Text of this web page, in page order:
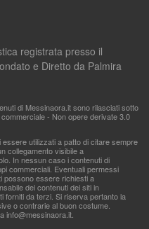
registrata presso il
e Diretto da Palmira
di Messinaora.it sono rilasciati sotto
- Non opere derivate 3.0
utilizzati a patto di citare sempre
collegamento visibile a
In nessun caso i contenuti di
commerciali. Eventuali permessi
possono essere richiesti a
dei contenuti dei siti in
forniti da terzi. Si riserva pertanto la
o contrarie al buon costume.
info@messinaora.it